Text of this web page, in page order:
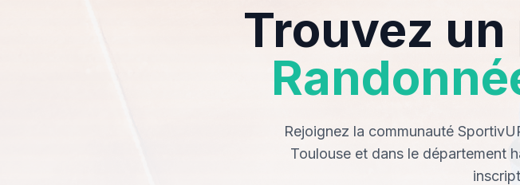
Trouvez
Rejoignez la communauté
Toulouse et dans le département